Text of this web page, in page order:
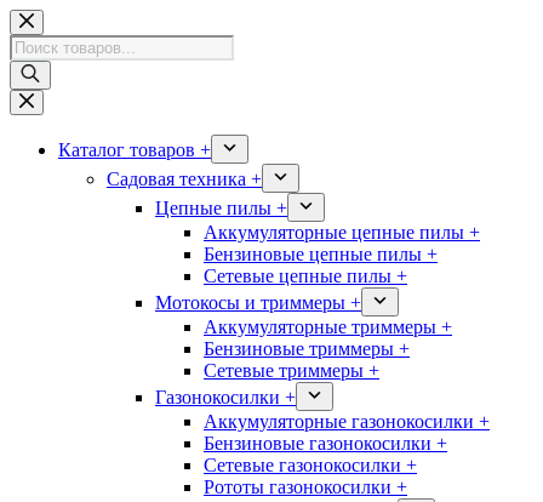
Перейти
к
сути
Поиск
товаров
Каталог товаров +
Садовая техника +
Цепные пилы +
Аккумуляторные цепные пилы +
Бензиновые цепные пилы +
Сетевые цепные пилы +
Мотокосы и триммеры +
Аккумуляторные триммеры +
Бензиновые триммеры +
Сетевые триммеры +
Газонокосилки +
Аккумуляторные газонокосилки +
Бензиновые газонокосилки +
Сетевые газонокосилки +
Рототы газонокосилки +